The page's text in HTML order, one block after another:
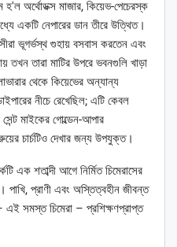
অর্থোডক্স মাজার, কিয়েভ-পেচেরস্ক
একটি নেপারের ডান তীরে উত্থিত।
ভূগর্ভস্থ গুহায় বসবাস করতেন এবং
তখন তারা মাটির উপরে ভবনগুলি খাড়া
থেকে কিয়েভের অন্যান্য
নীচে রেখেছিল; এটি কেবল
মাইকের গোল্ডেন-আপার
চার্চটিও দেখার জন্য উপযুক্ত।
এক শতাব্দী আগে নির্মিত চিমেরাসের
পাখি, প্রাণী এবং অস্তিত্বহীন জীবন্ত
এই সমস্ত চিমেরা – প্রশিক্ষণপ্রাপ্ত